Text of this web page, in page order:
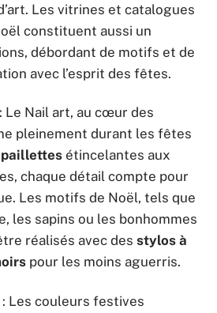
Les vitrines et catalogues
constituent aussi un
débordant de motifs et de
avec l’esprit des fêtes.
: Le Nail art, au cœur des
pleinement durant les fêtes
paillettes étincelantes aux
chaque détail compte pour
Les motifs de Noël, tels que
les sapins ou les bonhommes
réalisés avec des stylos à
pour les moins aguerris.
: Les couleurs festives